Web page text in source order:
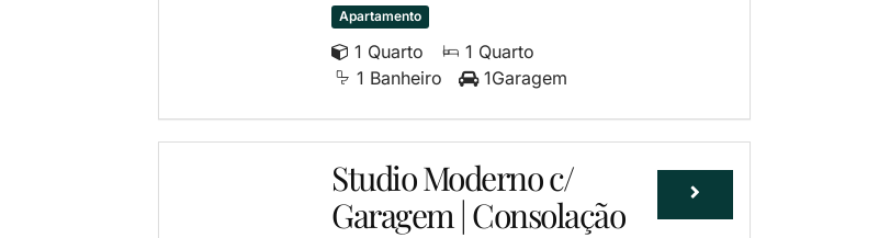
Apartamento
1 Quarto
1 Quarto
1 Banheiro
1Garagem
Studio Moderno c/
Garagem | Consolação